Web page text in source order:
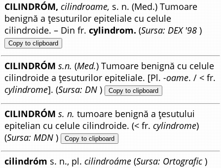
CILINDRÓM, cilindroame, s. n. (Med.) Tumoare
benignă a țesuturilor epiteliale cu celule
cilindroide. – Din fr.cylindrom. (Sursa: DEX '98 )
Copy to clipboard
CILINDRÓM s.n. (Med.) Tumoare benignă cu celule
cilindroide a țesuturilor epiteliale. [Pl.-oame. / < fr.
cylindrome]. (Sursa: DN ) Copy to clipboard
CILINDRÓM s. n. tumoare benignă a țesutului
epitelian cu celule cilindroide. (< fr.cylindrome)
(Sursa: MDN ) Copy to clipboard
cilindróm s. n., pl.cilindroáme (Sursa: Ortografic )